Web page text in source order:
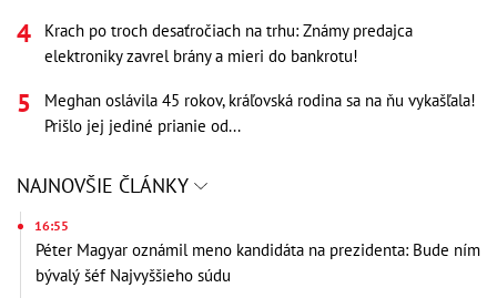
Krach po troch desaťročiach na trhu: Známy predajca
elektroniky zavrel brány a mieri do bankrotu!
Meghan oslávila 45 rokov, kráľovská rodina sa na ňu vykašľala!
Prišlo jej jediné prianie od...
NAJNOVŠIE ČLÁNKY
16:55
Péter Magyar oznámil meno kandidáta na prezidenta: Bude ním
bývalý šéf Najvyššieho súdu